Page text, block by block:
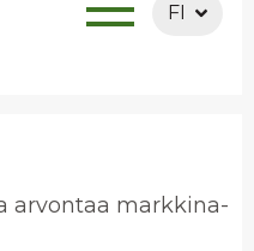
FI
ar­von­taa mark­ki­na­